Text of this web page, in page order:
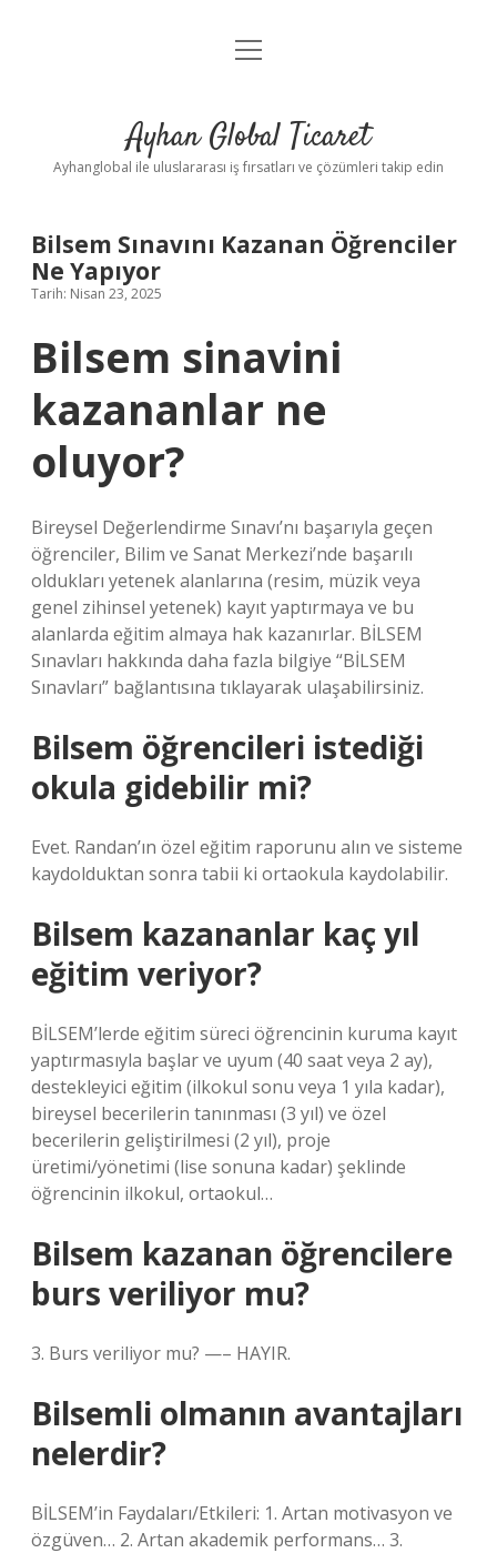
Anasayfa
Yasal Uyarı
menüyü
Ayhan Global Ticaret
Ayhanglobal ile uluslararası iş fırsatları ve çözümleri takip edin
Bilsem Sınavını Kazanan Öğrenciler
Ne Yapıyor
Tarih: Nisan 23, 2025
Bilsem sinavini
kazananlar ne
oluyor?
Bireysel Değerlendirme Sınavı’nı başarıyla geçen
öğrenciler, Bilim ve Sanat Merkezi’nde başarılı
oldukları yetenek alanlarına (resim, müzik veya
genel zihinsel yetenek) kayıt yaptırmaya ve bu
alanlarda eğitim almaya hak kazanırlar. BİLSEM
Sınavları hakkında daha fazla bilgiye “BİLSEM
Sınavları” bağlantısına tıklayarak ulaşabilirsiniz.
Bilsem öğrencileri istediği
okula gidebilir mi?
Evet. Randan’ın özel eğitim raporunu alın ve sisteme
kaydolduktan sonra tabii ki ortaokula kaydolabilir.
Bilsem kazananlar kaç yıl
eğitim veriyor?
BİLSEM’lerde eğitim süreci öğrencinin kuruma kayıt
yaptırmasıyla başlar ve uyum (40 saat veya 2 ay),
destekleyici eğitim (ilkokul sonu veya 1 yıla kadar),
bireysel becerilerin tanınması (3 yıl) ve özel
becerilerin geliştirilmesi (2 yıl), proje
üretimi/yönetimi (lise sonuna kadar) şeklinde
öğrencinin ilkokul, ortaokul…
Bilsem kazanan öğrencilere
burs veriliyor mu?
3. Burs veriliyor mu? —– HAYIR.
Bilsemli olmanın avantajları
nelerdir?
BİLSEM’in Faydaları/Etkileri: 1. Artan motivasyon ve
özgüven… 2. Artan akademik performans… 3.